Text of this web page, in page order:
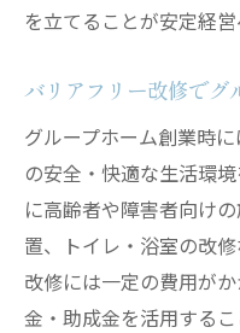
を立てることが安定経営
バリアフリー改修でグ
グループホーム創業時
の安全・快適な生活環
に高齢者や障害者向け
置、トイレ・浴室の改
改修には一定の費用が
金・助成金を活用するこ